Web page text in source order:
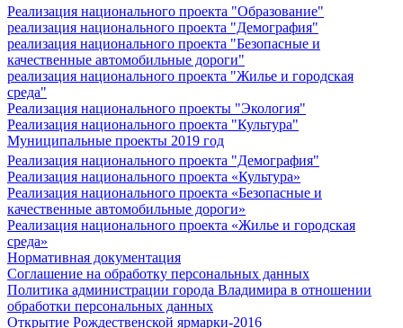
Реализация национального проекта "Образование"
реализация национального проекта "Демография"
реализация национального проекта "Безопасные и
качественные автомобильные дороги"
реализация национального проекта "Жилье и городская
среда"
Реализация национального проекты "Экология"
Реализация национального проекта "Культура"
Муниципальные проекты 2019 год
Реализация национального проекта "Демография"
Реализация национального проекта «Культура»
Реализация национального проекта «Безопасные и
качественные автомобильные дороги»
Реализация национального проекта «Жилье и городская
среда»
Нормативная документация
Соглашение на обработку персональных данных
Политика администрации города Владимира в отношении
обработки персональных данных
Открытие Рождественской ярмарки-2016